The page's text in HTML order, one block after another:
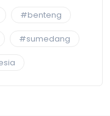
#benteng
#sumedang